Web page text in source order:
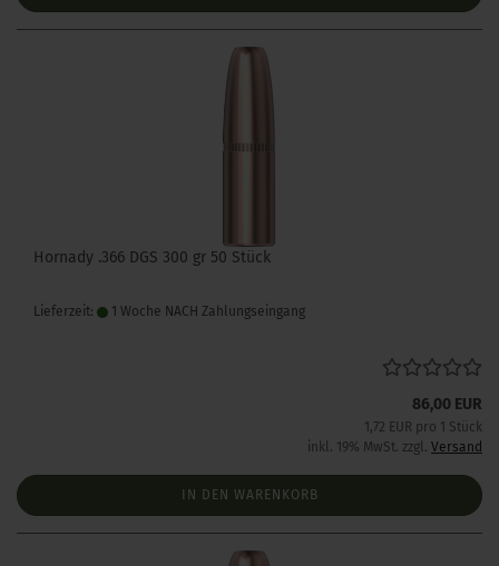
Hornady .366 DGS 300 gr 50 Stück
Lieferzeit: 1 Woche NACH Zahlungseingang
86,00 EUR
1,72 EUR pro 1 Stück
inkl. 19% MwSt. zzgl. Versand
IN DEN WARENKORB